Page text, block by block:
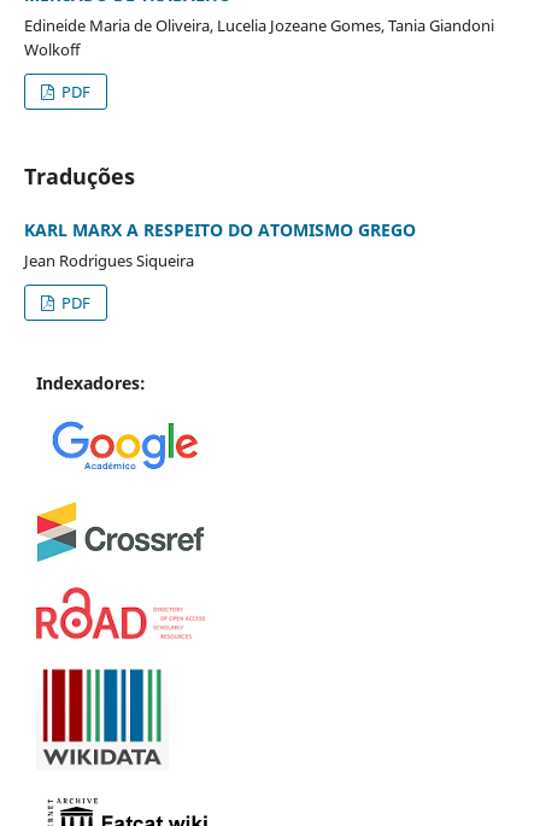
Edineide Maria de Oliveira, Lucelia Jozeane Gomes, Tania Giandoni
Wolkoff
PDF
Traduções
KARL MARX A RESPEITO DO ATOMISMO GREGO
Jean Rodrigues Siqueira
PDF
Indexadores: